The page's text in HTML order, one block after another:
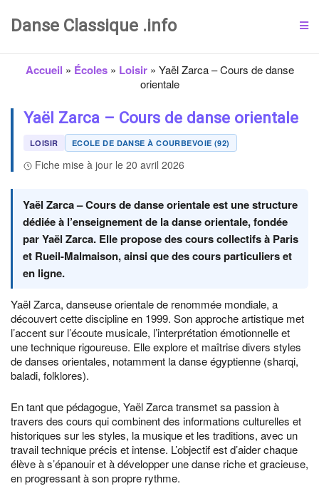
Danse Classique .info
Accueil » Écoles» Loisir» Yaël Zarca – Cours de danse
orientale
Yaël Zarca – Cours de danse orientale
LOISIR ECOLE DE DANSE À COURBEVOIE (92)
Fiche mise à jour le 20 avril 2026
Yaël Zarca – Cours de danse orientale est une structure
dédiée à l’enseignement de la danse orientale, fondée
par Yaël Zarca. Elle propose des cours collectifs à Paris
et Rueil-Malmaison, ainsi que des cours particuliers et
en ligne.
Yaël Zarca, danseuse orientale de renommée mondiale, a
découvert cette discipline en 1999. Son approche artistique met
l’accent sur l’écoute musicale, l’interprétation émotionnelle et
une technique rigoureuse. Elle explore et maîtrise divers styles
de danses orientales, notamment la danse égyptienne (sharqi,
baladi, folklores).
En tant que pédagogue, Yaël Zarca transmet sa passion à
travers des cours qui combinent des informations culturelles et
historiques sur les styles, la musique et les traditions, avec un
travail technique précis et intense. L’objectif est d’aider chaque
élève à s’épanouir et à développer une danse riche et gracieuse,
en progressant à son propre rythme.